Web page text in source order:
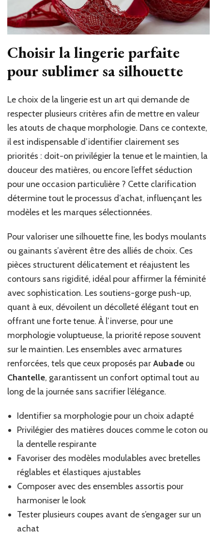
Choisir la lingerie parfaite
pour sublimer sa silhouette
Le choix de la lingerie est un art qui demande de
respecter plusieurs critères afin de mettre en valeur
les atouts de chaque morphologie. Dans ce contexte,
il est indispensable d’identifier clairement ses
priorités : doit-on privilégier la tenue et le maintien, la
douceur des matières, ou encore l’effet séduction
pour une occasion particulière ? Cette clarification
détermine tout le processus d’achat, influençant les
modèles et les marques sélectionnées.
Pour valoriser une silhouette fine, les bodys moulants
ou gainants s’avèrent être des alliés de choix. Ces
pièces structurent délicatement et réajustent les
contours sans rigidité, idéal pour affirmer la féminité
avec sophistication. Les soutiens-gorge push-up,
quant à eux, dévoilent un décolleté élégant tout en
offrant une forte tenue. À l’inverse, pour une
morphologie voluptueuse, la priorité repose souvent
sur le maintien. Les ensembles avec armatures
renforcées, tels que ceux proposés parAubade ou
Chantelle, garantissent un confort optimal tout au
long de la journée sans sacrifier l’élégance.
Identifier sa morphologie pour un choix adapté
Privilégier des matières douces comme le coton ou
la dentelle respirante
Favoriser des modèles modulables avec bretelles
réglables et élastiques ajustables
Composer avec des ensembles assortis pour
harmoniser le look
Tester plusieurs coupes avant de s’engager sur un
achat